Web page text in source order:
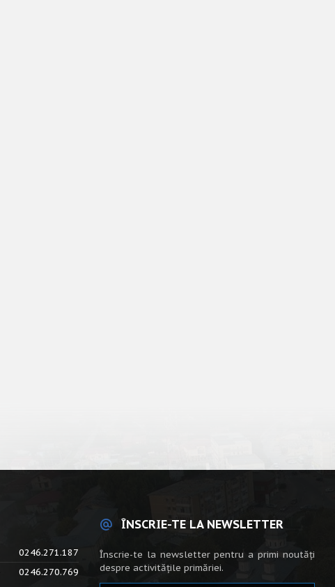
0246.271.187
0246.270.769
ÎNSCRIE-TE LA NEWSLETTER
Înscrie-te la newsletter pentru a primi noutăți
despre activitățile primăriei.